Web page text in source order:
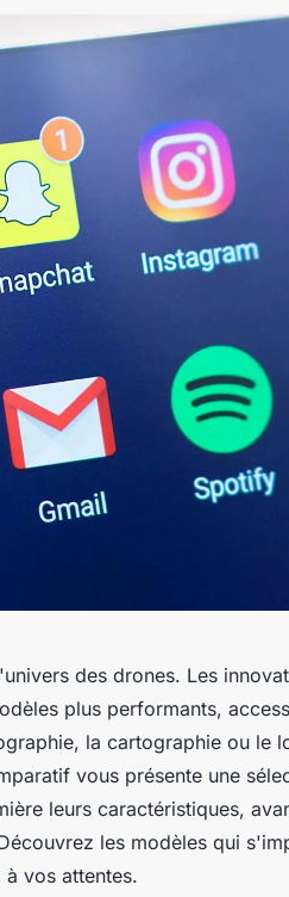
des drones. Les
plus performants,
la cartographie ou le
vous présente une
leurs caractéristiques,
les modèles qui
vos attentes.